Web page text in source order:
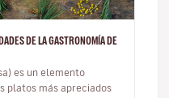
DE LA GASTRONOMÍA DE
es un elemento
platos más apreciados